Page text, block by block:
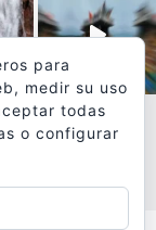
para
medir su uso
todas
o configurar